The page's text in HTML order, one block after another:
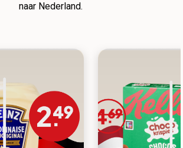
naar Nederland.